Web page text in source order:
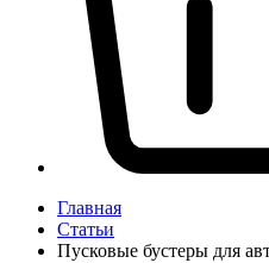
Главная
Статьи
Пусковые бустеры для